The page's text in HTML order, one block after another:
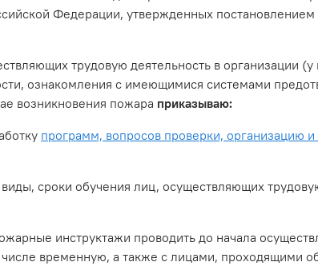
Федерации, утвержденных
трудовую деятельность в организации
ознакомления с имеющимися системами
возникновения пожара приказываю:
программ, вопросов проверки, организацию
сроки обучения лиц, осуществляющих
инструктажи проводить до начала
временную, а также с лицами, проходящими